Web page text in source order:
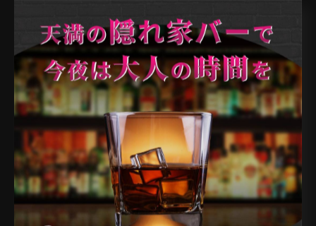
カテゴリー Categories
全てのカテゴリー
天満のバー
天神橋のバー
南森町のバー
扇町のバー
大阪市のバー